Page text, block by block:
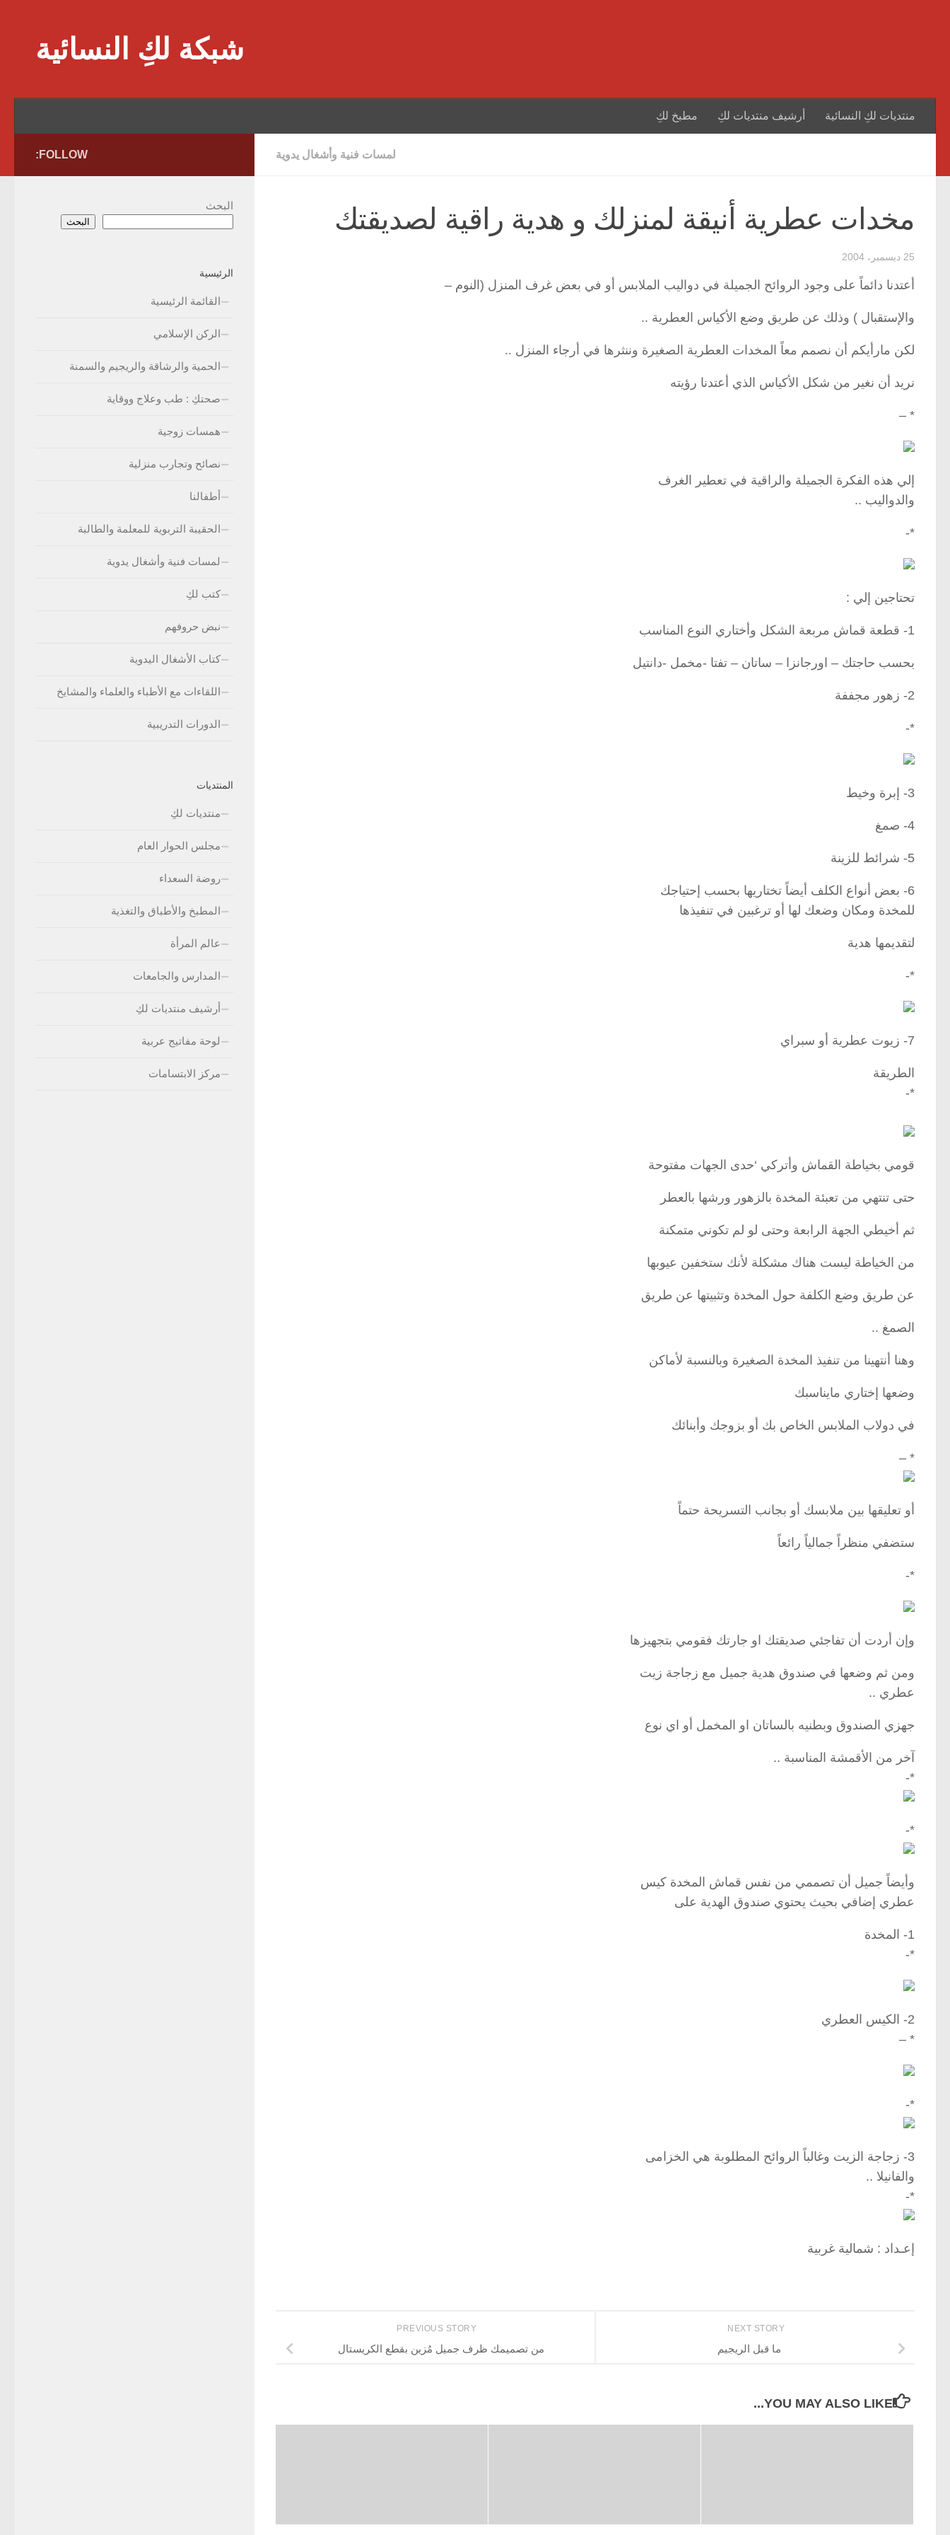
شبكة لكِ النسائية
منتديات لكِ النسائية أرشيف منتديات لكِ مطبخ لكِ
لمسات فنية وأشغال يدوية
مخدات عطرية أنيقة لمنزلك و هدية راقية لصديقتك
25 ديسمبر، 2004
أعتدنا دائماً على وجود الروائح الجميلة في دواليب الملابس أو في بعض غرف المنزل (النوم –
والإستقبال ) وذلك عن طريق وضع الأكياس العطرية ..
لكن مارأيكم أن نصمم معاً المخدات العطرية الصغيرة وننثرها في أرجاء المنزل ..
نريد أن نغير من شكل الأكياس الذي أعتدنا رؤيته
* –
إلي هذه الفكرة الجميلة والراقية في تعطير الغرف
والدواليب ..
*-
تحتاجين إلي :
1- قطعة قماش مربعة الشكل وأختاري النوع المناسب
بحسب حاجتك – اورجانزا – ساتان – تفتا -مخمل -دانتيل
2- زهور مجففة
*-
3- إبرة وخيط
4- صمغ
5- شرائط للزينة
6- بعض أنواع الكلف أيضاً تختاريها بحسب إحتياجك
للمخدة ومكان وضعك لها أو ترغبين في تنفيذها
لتقديمها هدية
*-
7- زيوت عطرية أو سبراي
الطريقة
*-
قومي بخياطة القماش وأتركي ‘حدى الجهات مفتوحة
حتى تنتهي من تعبئة المخدة بالزهور ورشها بالعطر
ثم أخيطي الجهة الرابعة وحتى لو لم تكوني متمكنة
من الخياطة ليست هناك مشكلة لأنك ستخفين عيوبها
عن طريق وضع الكلفة حول المخدة وتثبيتها عن طريق
الصمغ ..
وهنا أنتهينا من تنفيذ المخدة الصغيرة وبالنسبة لأماكن
وضعها إختاري مايناسبك
في دولاب الملابس الخاص بك أو بزوجك وأبنائك
* –
أو تعليقها بين ملابسك أو بجانب التسريحة حتماً
ستضفي منظراً جمالياً رائعاً
*-
وإن أردت أن تفاجئي صديقتك او جارتك فقومي بتجهيزها
ومن ثم وضعها في صندوق هدية جميل مع زجاجة زيت
عطري ..
جهزي الصندوق وبطنيه بالساتان او المخمل أو اي نوع
آخر من الأقمشة المناسبة ..
*-
*-
وأيضاً جميل أن تصممي من نفس قماش المخدة كيس
عطري إضافي بحيث يحتوي صندوق الهدية على
1- المخدة
*-
2- الكيس العطري
* –
*-
3- زجاجة الزيت وغالباً الروائح المطلوبة هي الخزامى
والفانيلا ..
*-
إعـداد : شمالية غربية
NEXT STORY
ما قبل الريجيم
PREVIOUS STORY
من تصميمك ظرف جميل مُزين بقطع الكريستال
YOU MAY ALSO LIKE...
FOLLOW:
البحث
البحث
الرئيسية
القائمة الرئيسية
الركن الإسلامي
الحمية والرشاقة والريجيم والسمنة
صحتكِ : طب وعلاج ووقاية
همسات زوجية
نصائح وتجارب منزلية
أطفالنا
الحقيبة التربوية للمعلمة والطالبة
لمسات فنية وأشغال يدوية
كتب لكِ
نبض حروفهم
كتاب الأشغال اليدوية
اللقاءات مع الأطباء والعلماء والمشايخ
الدورات التدريبية
المنتديات
منتديات لكِ
مجلس الحوار العام
روضة السعداء
المطبخ والأطباق والتغذية
عالم المرأة
المدارس والجامعات
أرشيف منتديات لكِ
لوحة مفاتيج عربية
مركز الابتسامات